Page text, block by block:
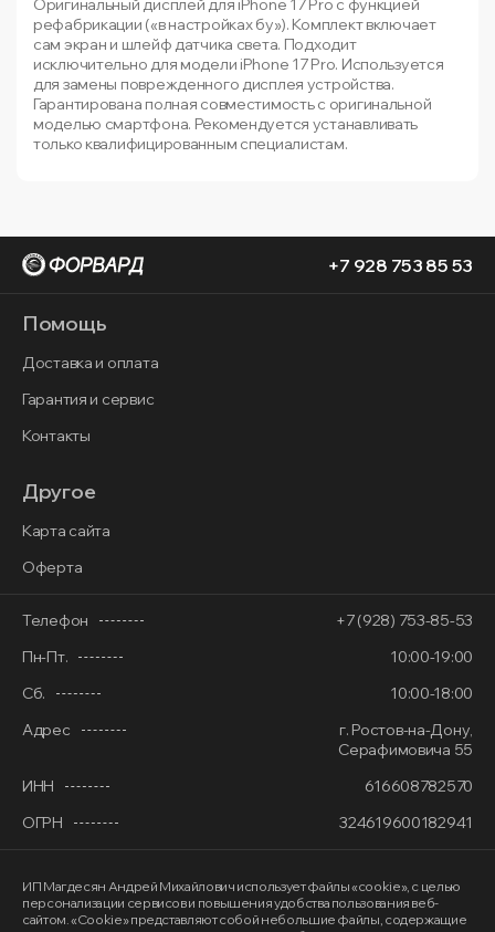
Оригинальный дисплей для iPhone 17 Pro с функцией
рефабрикации («в настройках бу»). Комплект включает
сам экран и шлейф датчика света. Подходит
исключительно для модели iPhone 17 Pro. Используется
для замены поврежденного дисплея устройства.
Гарантирована полная совместимость с оригинальной
моделью смартфона. Рекомендуется устанавливать
только квалифицированным специалистам.
+7 928 753 85 53
Помощь
Доставка и оплата
Гарантия и сервис
Контакты
Другое
Карта сайта
Оферта
Телефон
+7 (928) 753-85-53
Пн-Пт.
10:00-19:00
Сб.
10:00-18:00
Адрес
г. Ростов-на-Дону,
Серафимовича 55
ИНН
616608782570
ОГРН
324619600182941
ИП Магдесян Андрей Михайлович использует файлы «cookie», с целью
персонализации сервисов и повышения удобства пользования веб-
сайтом. «Cookie» представляют собой небольшие файлы, содержащие